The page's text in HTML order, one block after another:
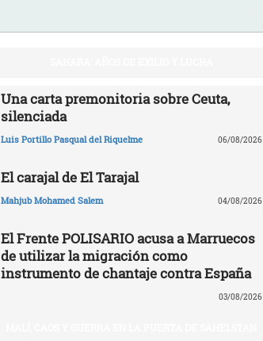
Una carta premonitoria sobre Ceuta,
silenciada
Luis Portillo Pasqual del Riquelme 06/08/2026
El carajal de El Tarajal
Mahjub Mohamed Salem 04/08/2026
El Frente POLISARIO acusa a Marruecos
de utilizar la migración como
instrumento de chantaje contra España
03/08/2026